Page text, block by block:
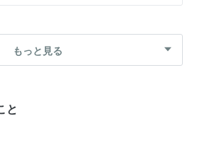
もっと見る
と